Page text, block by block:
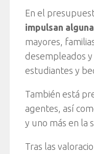
En el
impulsan
mayores,
desempleados
estudiantes y
También está
agentes, así
y uno más en la
Tras las